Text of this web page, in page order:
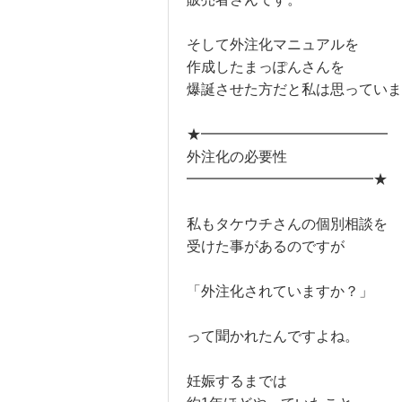
そして外注化マニュアルを
作成したまっぽんさんを
爆誕させた方だと私は思ってい
★━━━━━━━━━━━━━
外注化の必要性
━━━━━━━━━━━━━★
私もタケウチさんの個別相談を
受けた事があるのですが
「外注化されていますか？」
って聞かれたんですよね。
妊娠するまでは